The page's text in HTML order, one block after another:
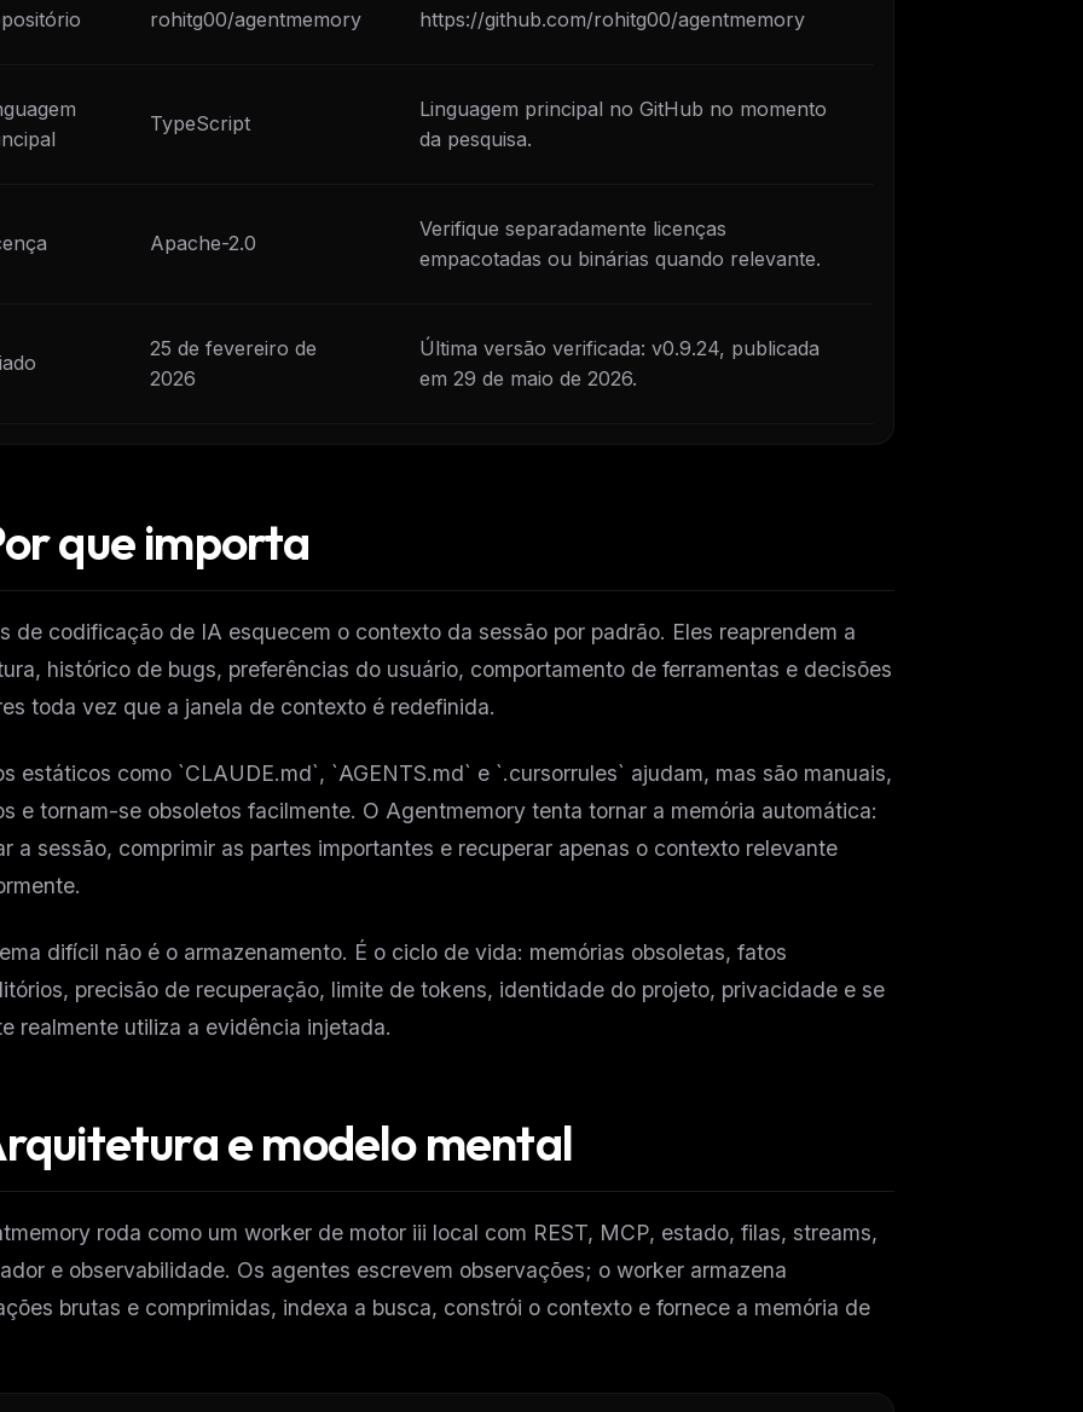
rohitg00/agentmemory https://github.com/rohitg00/agentmemory
TypeScript
Linguagem principal no GitHub no momento
da pesquisa.
Apache-2.0
Verifique separadamente licenças
empacotadas ou binárias quando relevante.
25 de fevereiro de
2026
Última versão verificada: v0.9.24, publicada
em 29 de maio de 2026.
que importa
de codificação de IA esquecem o contexto da sessão por padrão. Eles reaprendem a
histórico de bugs, preferências do usuário, comportamento de ferramentas e decisões
toda vez que a janela de contexto é redefinida.
estáticos como `CLAUDE.md`, `AGENTS.md` e `.cursorrules` ajudam, mas são manuais,
e tornam-se obsoletos facilmente. O Agentmemory tenta tornar a memória automática:
a sessão, comprimir as partes importantes e recuperar apenas o contexto relevante
difícil não é o armazenamento. É o ciclo de vida: memórias obsoletas, fatos
precisão de recuperação, limite de tokens, identidade do projeto, privacidade e se
realmente utiliza a evidência injetada.
e modelo mental
roda como um worker de motor iii local com REST, MCP, estado, filas, streams,
e observabilidade. Os agentes escrevem observações; o worker armazena
brutas e comprimidas, indexa a busca, constrói o contexto e fornece a memória de